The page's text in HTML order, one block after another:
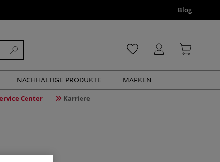
Blog
NACHHALTIGE PRODUKTE MARKEN
Center Karriere